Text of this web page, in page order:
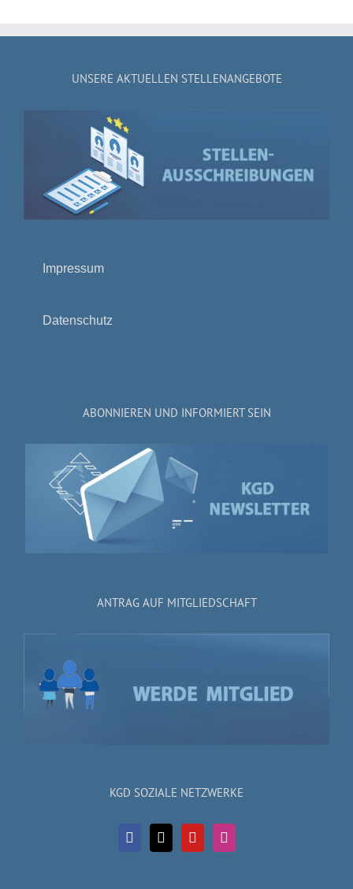
UNSERE AKTUELLEN STELLENANGEBOTE
Impressum
Datenschutz
ABONNIEREN UND INFORMIERT SEIN
ANTRAG AUF MITGLIEDSCHAFT
KGD SOZIALE NETZWERKE